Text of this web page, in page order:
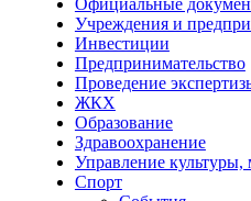
Учреждения и
Инвестиции
Предпринимательство
Проведение
ЖКХ
Образование
Здравоохранение
Управление культуры,
Спорт